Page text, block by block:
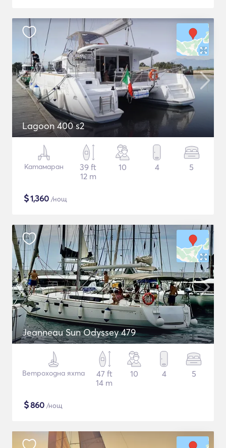
Lagoon 400 s2
Катамаран
39 ft
12 m
10 4 5
$1,360 /нощ
Jeanneau Sun Odyssey 479
Ветроходна яхта
47 ft
14 m
10 4 5
$860 /нощ